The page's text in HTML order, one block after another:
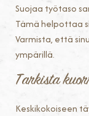
Suojaa työtaso
Tämä helpottaa
Varmista, että
ympärillä.
Tarkista
Keskikokoiseen